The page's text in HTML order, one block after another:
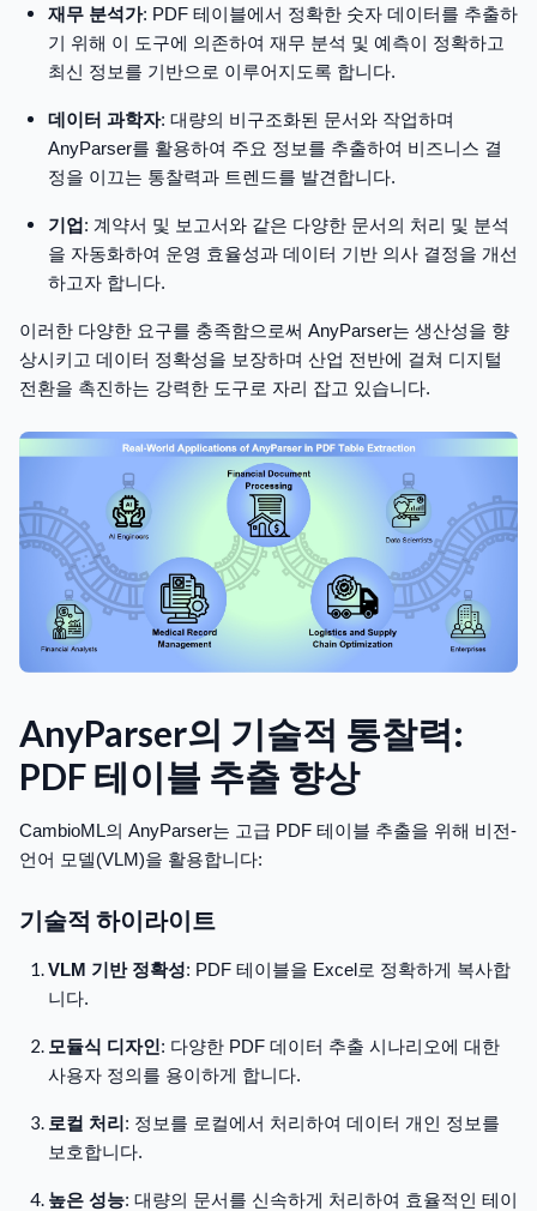
재무 분석가: PDF 테이블에서 정확한 숫자 데이터를 추출하
기 위해 이 도구에 의존하여 재무 분석 및 예측이 정확하고
최신 정보를 기반으로 이루어지도록 합니다.
데이터 과학자: 대량의 비구조화된 문서와 작업하며
AnyParser를 활용하여 주요 정보를 추출하여 비즈니스 결
정을 이끄는 통찰력과 트렌드를 발견합니다.
기업: 계약서 및 보고서와 같은 다양한 문서의 처리 및 분석
을 자동화하여 운영 효율성과 데이터 기반 의사 결정을 개선
하고자 합니다.
이러한 다양한 요구를 충족함으로써 AnyParser는 생산성을 향
상시키고 데이터 정확성을 보장하며 산업 전반에 걸쳐 디지털
전환을 촉진하는 강력한 도구로 자리 잡고 있습니다.
AnyParser의 기술적 통찰력:
PDF 테이블 추출 향상
CambioML의 AnyParser는 고급 PDF 테이블 추출을 위해 비전-
언어 모델(VLM)을 활용합니다:
기술적 하이라이트
VLM 기반 정확성: PDF 테이블을 Excel로 정확하게 복사합
니다.
모듈식 디자인: 다양한 PDF 데이터 추출 시나리오에 대한
사용자 정의를 용이하게 합니다.
로컬 처리: 정보를 로컬에서 처리하여 데이터 개인 정보를
보호합니다.
높은 성능: 대량의 문서를 신속하게 처리하여 효율적인 테이